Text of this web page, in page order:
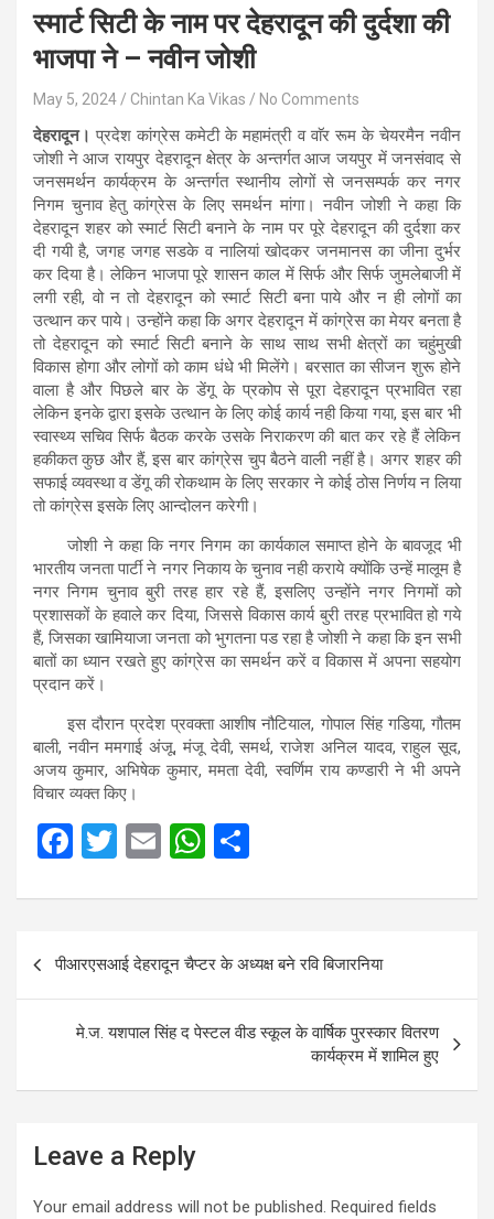
स्मार्ट सिटी के नाम पर देहरादून की दुर्दशा की
भाजपा ने – नवीन जोशी
May 5, 2024 Chintan Ka Vikas No Comments
देहरादून। प्रदेश कांग्रेस कमेटी के महामंत्री व वाॅर रूम के चेयरमैन नवीन
जोशी ने आज रायपुर देहरादून क्षेत्र के अन्तर्गत आज जयपुर में जनसंवाद से
जनसमर्थन कार्यक्रम के अन्तर्गत स्थानीय लोगों से जनसम्पर्क कर नगर
निगम चुनाव हेतु कांग्रेस के लिए समर्थन मांगा। नवीन जोशी ने कहा कि
देहरादून शहर को स्मार्ट सिटी बनाने के नाम पर पूरे देहरादून की दुर्दशा कर
दी गयी है, जगह जगह सडके व नालियां खोदकर जनमानस का जीना दुर्भर
कर दिया है। लेकिन भाजपा पूरे शासन काल में सिर्फ और सिर्फ जुमलेबाजी में
लगी रही, वो न तो देहरादून को स्मार्ट सिटी बना पाये और न ही लोगों का
उत्थान कर पाये। उन्होंने कहा कि अगर देहरादून में कांग्रेस का मेयर बनता है
तो देहरादून को स्मार्ट सिटी बनाने के साथ साथ सभी क्षेत्रों का चहुंमुखी
विकास होगा और लोगों को काम धंधे भी मिलेंगे। बरसात का सीजन शुरू होने
वाला है और पिछले बार के डेंगू के प्रकोप से पूरा देहरादून प्रभावित रहा
लेकिन इनके द्वारा इसके उत्थान के लिए कोई कार्य नही किया गया, इस बार भी
स्वास्थ्य सचिव सिर्फ बैठक करके उसके निराकरण की बात कर रहे हैं लेकिन
हकीकत कुछ और हैं, इस बार कांग्रेस चुप बैठने वाली नहीं है। अगर शहर की
सफाई व्यवस्था व डेंगू की रोकथाम के लिए सरकार ने कोई ठोस निर्णय न लिया
तो कांग्रेस इसके लिए आन्दोलन करेगी।
जोशी ने कहा कि नगर निगम का कार्यकाल समाप्त होने के बावजूद भी
भारतीय जनता पार्टी ने नगर निकाय के चुनाव नही कराये क्योंकि उन्हें मालूम है
नगर निगम चुनाव बुरी तरह हार रहे हैं, इसलिए उन्होंने नगर निगमों को
प्रशासकों के हवाले कर दिया, जिससे विकास कार्य बुरी तरह प्रभावित हो गये
हैं, जिसका खामियाजा जनता को भुगतना पड रहा है जोशी ने कहा कि इन सभी
बातों का ध्यान रखते हुए कांग्रेस का समर्थन करें व विकास में अपना सहयोग
प्रदान करें।
इस दौरान प्रदेश प्रवक्ता आशीष नौटियाल, गोपाल सिंह गडिया, गौतम
बाली, नवीन ममगाई अंजू, मंजू देवी, समर्थ, राजेश अनिल यादव, राहुल सूद,
अजय कुमार, अभिषेक कुमार, ममता देवी, स्वर्णिम राय कण्डारी ने भी अपने
विचार व्यक्त किए।
F
ce
o
o
k
T
tt
er
E
ail
W
at
s
A
p
p
ar
Post
navigation
पीआरएसआई देहरादून चैप्टर के अध्यक्ष बने रवि बिजारनिया
मे.ज. यशपाल सिंह द पेस्टल वीड स्कूल के वार्षिक पुरस्कार वितरण
कार्यक्रम में शामिल हुए
Leave a Reply
Your email address will not be published. Required fields